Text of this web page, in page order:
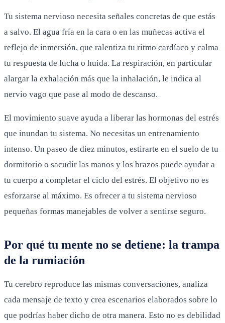
Tu sistema nervioso necesita señales concretas de que estás
a salvo. El agua fría en la cara o en las muñecas activa el
reflejo de inmersión, que ralentiza tu ritmo cardíaco y calma
tu respuesta de lucha o huida. La respiración, en particular
alargar la exhalación más que la inhalación, le indica al
nervio vago que pase al modo de descanso.
El movimiento suave ayuda a liberar las hormonas del estrés
que inundan tu sistema. No necesitas un entrenamiento
intenso. Un paseo de diez minutos, estirarte en el suelo de tu
dormitorio o sacudir las manos y los brazos puede ayudar a
tu cuerpo a completar el ciclo del estrés. El objetivo no es
esforzarse al máximo. Es ofrecer a tu sistema nervioso
pequeñas formas manejables de volver a sentirse seguro.
Por qué tu mente no se detiene: la trampa
de la rumiación
Tu cerebro reproduce las mismas conversaciones, analiza
cada mensaje de texto y crea escenarios elaborados sobre lo
que podrías haber dicho de otra manera. Esto no es debilidad